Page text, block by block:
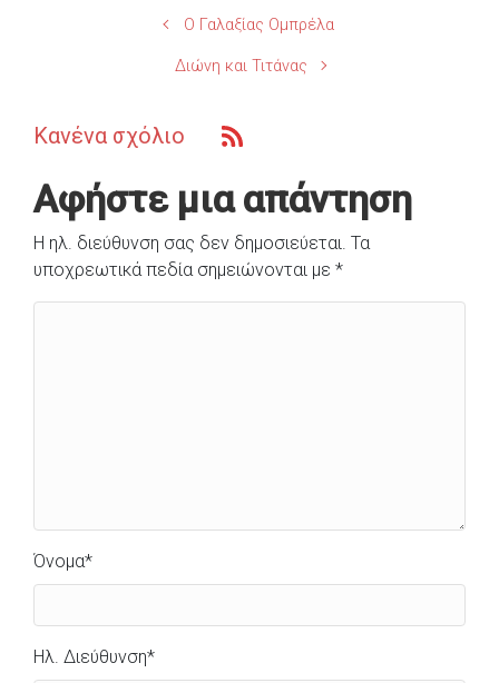
Ο Γαλαξίας Ομπρέλα
Διώνη και Τιτάνας
Κανένα σχόλιο
Αφήστε μια απάντηση
Η ηλ. διεύθυνση σας δεν δημοσιεύεται. Τα
υποχρεωτικά πεδία σημειώνονται με *
Όνομα*
Ηλ. Διεύθυνση*